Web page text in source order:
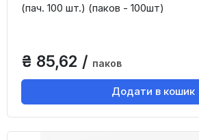
(пач. 100 шт.) (паков - 100шт)
₴ 85,62 / паков
Додати в кошик